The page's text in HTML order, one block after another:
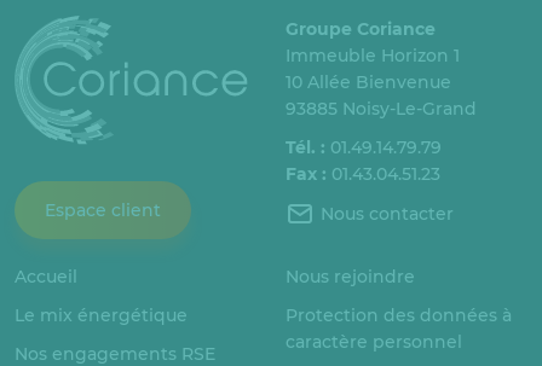
Espace client
Groupe Coriance
Immeuble Horizon 1
10 Allée Bienvenue
93885 Noisy-Le-Grand
Tél. : 01.49.14.79.79
Fax : 01.43.04.51.23
Nous contacter
Accueil
Le mix énergétique
Nos engagements RSE
Nous rejoindre
Protection des données à
caractère personnel